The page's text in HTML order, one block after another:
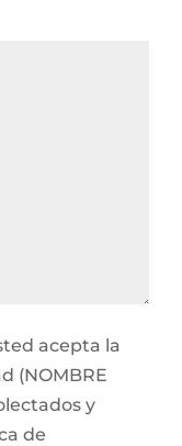
acepta la
(NOMBRE
y
de